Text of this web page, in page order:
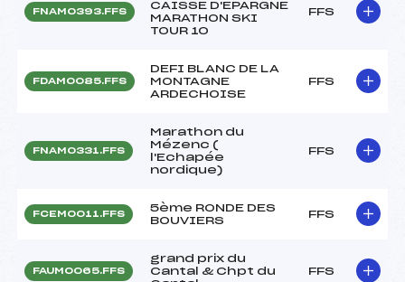
FNAM0393.FFS
CAISSE D'EPARGNE
MARATHON SKI
TOUR 10
FFS
FDAM0085.FFS
DEFI BLANC DE LA
MONTAGNE
ARDECHOISE
FFS
FNAM0331.FFS
Marathon du
Mézenc (
l'Echapée
nordique)
FFS
FCEM0011.FFS
5ème RONDE DES
BOUVIERS
FFS
FAUM0065.FFS
grand prix du
Cantal & Chpt du
FFS